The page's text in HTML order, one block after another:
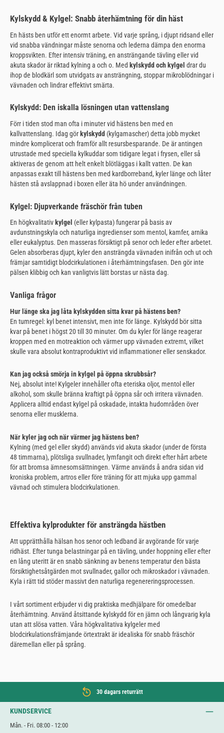
Kylskydd & Kylgel: Snabb återhämtning för din häst
En hästs ben utför ett enormt arbete. Vid varje språng, i djupt ridsand eller
vid snabba vändningar måste senorna och lederna dämpa den enorma
kroppsvikten. Efter intensiv träning, en ansträngande tävling eller vid
akuta skador är riktad kylning a och o. Med kylskydd och kylgel drar du
ihop de blodkärl som utvidgats av ansträngning, stoppar mikroblödningar i
vävnaden och lindrar effektivt smärta.
Kylskydd: Den iskalla lösningen utan vattenslang
Förr i tiden stod man ofta i minuter vid hästens ben med en
kallvattenslang. Idag gör kylskydd (kylgamascher) detta jobb mycket
mindre komplicerat och framför allt resursbesparande. De är antingen
utrustade med speciella kylkuddar som tidigare legat i frysen, eller så
aktiveras de genom att helt enkelt blötläggas i kallt vatten. De kan
anpassas exakt till hästens ben med kardborreband, kyler länge och låter
hästen stå avslappnad i boxen eller äta hö under användningen.
Kylgel: Djupverkande fräschör från tuben
En högkvalitativ kylgel (eller kylpasta) fungerar på basis av
avdunstningskyla och naturliga ingredienser som mentol, kamfer, arnika
eller eukalyptus. Den masseras försiktigt på senor och leder efter arbetet.
Gelen absorberas djupt, kyler den ansträngda vävnaden inifrån och ut och
främjar samtidigt blodcirkulationen i återhämtningsfasen. Den gör inte
pälsen klibbig och kan vanligtvis lätt borstas ur nästa dag.
Vanliga frågor
Hur länge ska jag låta kylskydden sitta kvar på hästens ben?
En tumregel: kyl benet intensivt, men inte för länge. Kylskydd bör sitta
kvar på benet i högst 20 till 30 minuter. Om du kyler för länge reagerar
kroppen med en motreaktion och värmer upp vävnaden extremt, vilket
skulle vara absolut kontraproduktivt vid inflammationer eller senskador.
Kan jag också smörja in kylgel på öppna skrubbsår?
Nej, absolut inte! Kylgeler innehåller ofta eteriska oljor, mentol eller
alkohol, som skulle bränna kraftigt på öppna sår och irritera vävnaden.
Applicera alltid endast kylgel på oskadade, intakta hudområden över
senorna eller musklerna.
När kyler jag och när värmer jag hästens ben?
Kylning (med gel eller skydd) används vid akuta skador (under de första
48 timmarna), plötsliga svullnader, lymfangit och direkt efter hårt arbete
för att bromsa ämnesomsättningen. Värme används å andra sidan vid
kroniska problem, artros eller före träning för att mjuka upp gammal
vävnad och stimulera blodcirkulationen.
Effektiva kylprodukter för ansträngda hästben
Att upprätthålla hälsan hos senor och ledband är avgörande för varje
ridhäst. Efter tunga belastningar på en tävling, under hoppning eller efter
en lång uteritt är en snabb sänkning av benens temperatur den bästa
försiktighetsåtgärden mot svullnader, gallor och mikroskador i vävnaden.
Kyla i rätt tid stöder massivt den naturliga regenereringsprocessen.
I vårt sortiment erbjuder vi dig praktiska medhjälpare för omedelbar
återhämtning. Använd åtsittande kylskydd för en jämn och långvarig kyla
utan att slösa vatten. Våra högkvalitativa kylgeler med
blodcirkulationsfrämjande örtextrakt är idealiska för snabb fräschör
däremellan eller på språng.
30 dagars returrätt
KUNDSERVICE
Mån. - Fri. 08:00 - 12:00